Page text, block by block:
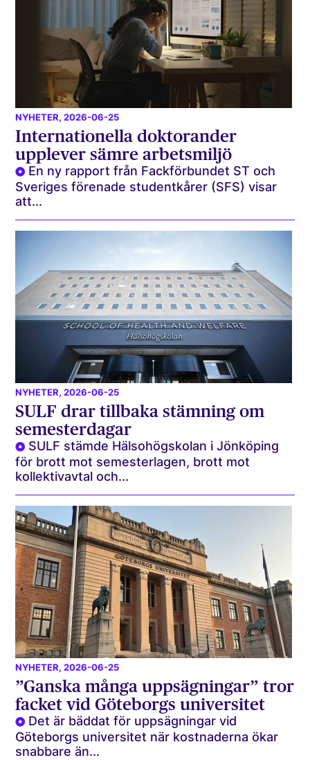
NYHETER, 2026-06-25
Internationella doktorander
upplever sämre arbetsmiljö
En ny rapport från Fackförbundet ST och
Sveriges förenade studentkårer (SFS) visar
att...
NYHETER, 2026-06-25
SULF drar tillbaka stämning om
semesterdagar
SULF stämde Hälsohögskolan i Jönköping
för brott mot semesterlagen, brott mot
kollektivavtal och...
NYHETER, 2026-06-25
”Ganska många uppsägningar” tror
facket vid Göteborgs universitet
Det är bäddat för uppsägningar vid
Göteborgs universitet när kostnaderna ökar
snabbare än...